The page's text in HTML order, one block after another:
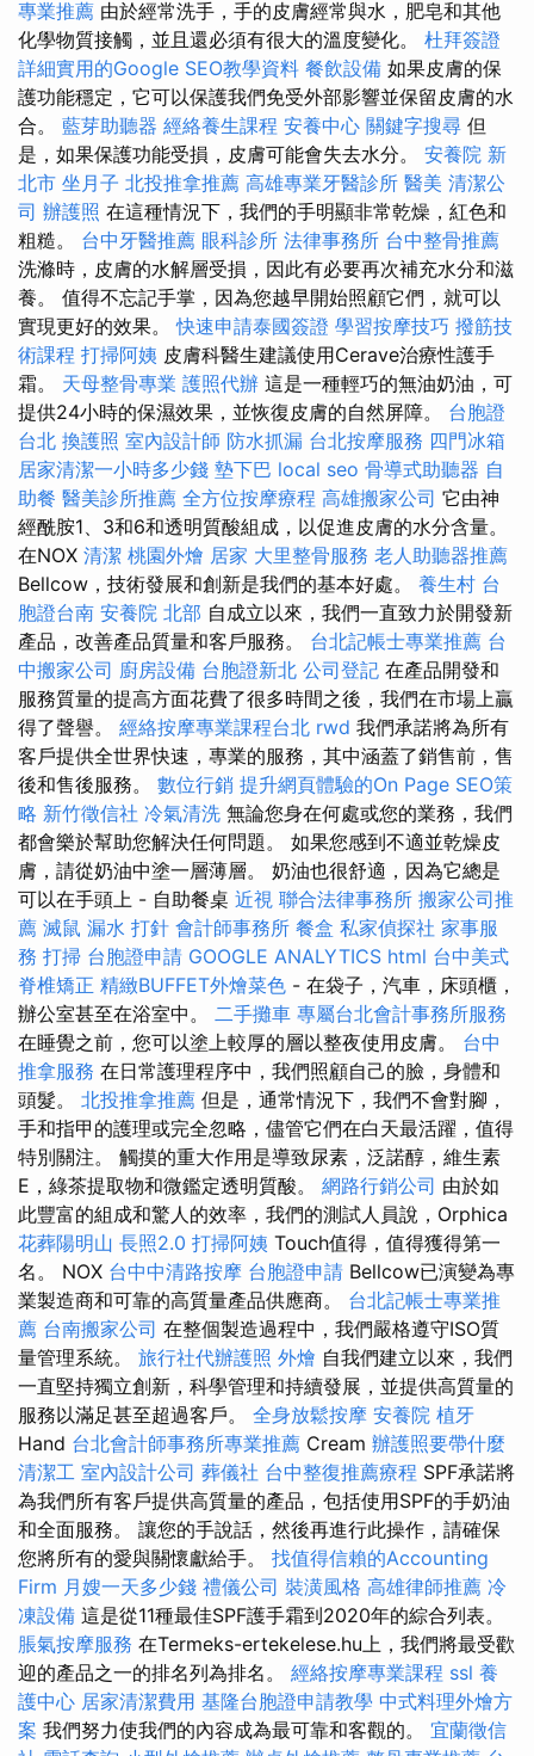
專業推薦 由於經常洗手，手的皮膚經常與水，肥皂和其他
化學物質接觸，並且還必須有很大的溫度變化。 杜拜簽證
詳細實用的Google SEO教學資料 餐飲設備 如果皮膚的保
護功能穩定，它可以保護我們免受外部影響並保留皮膚的水
合。 藍芽助聽器 經絡養生課程 安養中心 關鍵字搜尋 但
是，如果保護功能受損，皮膚可能會失去水分。 安養院 新
北市 坐月子 北投推拿推薦 高雄專業牙醫診所 醫美 清潔公
司 辦護照 在這種情況下，我們的手明顯非常乾燥，紅色和
粗糙。 台中牙醫推薦 眼科診所 法律事務所 台中整骨推薦
洗滌時，皮膚的水解層受損，因此有必要再次補充水分和滋
養。 值得不忘記手掌，因為您越早開始照顧它們，就可以
實現更好的效果。快速申請泰國簽證 學習按摩技巧 撥筋技
術課程 打掃阿姨 皮膚科醫生建議使用Cerave治療性護手
霜。 天母整骨專業 護照代辦 這是一種輕巧的無油奶油，可
提供24小時的保濕效果，並恢復皮膚的自然屏障。 台胞證
台北 換護照 室內設計師 防水抓漏 台北按摩服務 四門冰箱
居家清潔一小時多少錢 墊下巴 local seo 骨導式助聽器 自
助餐 醫美診所推薦 全方位按摩療程 高雄搬家公司 它由神
經酰胺1、3和6和透明質酸組成，以促進皮膚的水分含量。
在NOX 清潔 桃園外燴 居家 大里整骨服務 老人助聽器推薦
Bellcow，技術發展和創新是我們的基本好處。 養生村 台
胞證台南 安養院 北部 自成立以來，我們一直致力於開發新
產品，改善產品質量和客戶服務。 台北記帳士專業推薦 台
中搬家公司 廚房設備 台胞證新北 公司登記 在產品開發和
服務質量的提高方面花費了很多時間之後，我們在市場上贏
得了聲譽。 經絡按摩專業課程台北 rwd 我們承諾將為所有
客戶提供全世界快速，專業的服務，其中涵蓋了銷售前，售
後和售後服務。 數位行銷 提升網頁體驗的On Page SEO策
略 新竹徵信社 冷氣清洗 無論您身在何處或您的業務，我們
都會樂於幫助您解決任何問題。 如果您感到不適並乾燥皮
膚，請從奶油中塗一層薄層。 奶油也很舒適，因為它總是
可以在手頭上 - 自助餐桌 近視 聯合法律事務所 搬家公司推
薦 滅鼠 漏水 打針 會計師事務所 餐盒 私家偵探社 家事服
務 打掃 台胞證申請 GOOGLE ANALYTICS html 台中美式
脊椎矯正 精緻BUFFET外燴菜色 - 在袋子，汽車，床頭櫃，
辦公室甚至在浴室中。 二手攤車 專屬台北會計事務所服務
在睡覺之前，您可以塗上較厚的層以整夜使用皮膚。 台中
推拿服務 在日常護理程序中，我們照顧自己的臉，身體和
頭髮。 北投推拿推薦 但是，通常情況下，我們不會對腳，
手和指甲的護理或完全忽略，儘管它們在白天最活躍，值得
特別關注。 觸摸的重大作用是導致尿素，泛諾醇，維生素
E，綠茶提取物和微鑑定透明質酸。 網路行銷公司 由於如
此豐富的組成和驚人的效率，我們的測試人員說，Orphica
花葬陽明山 長照2.0 打掃阿姨 Touch值得，值得獲得第一
名。 NOX 台中中清路按摩 台胞證申請 Bellcow已演變為專
業製造商和可靠的高質量產品供應商。 台北記帳士專業推
薦 台南搬家公司 在整個製造過程中，我們嚴格遵守ISO質
量管理系統。 旅行社代辦護照 外燴 自我們建立以來，我們
一直堅持獨立創新，科學管理和持續發展，並提供高質量的
服務以滿足甚至超過客戶。 全身放鬆按摩 安養院 植牙
Hand 台北會計師事務所專業推薦 Cream 辦護照要帶什麼
清潔工 室內設計公司 葬儀社 台中整復推薦療程 SPF承諾將
為我們所有客戶提供高質量的產品，包括使用SPF的手奶油
和全面服務。 讓您的手說話，然後再進行此操作，請確保
您將所有的愛與關懷獻給手。 找值得信賴的Accounting
Firm 月嫂一天多少錢 禮儀公司 裝潢風格 高雄律師推薦 冷
凍設備 這是從11種最佳SPF護手霜到2020年的綜合列表。
脹氣按摩服務 在Termeks-ertekelese.hu上，我們將最受歡
迎的產品之一的排名列為排名。 經絡按摩專業課程 ssl 養
護中心 居家清潔費用 基隆台胞證申請教學 中式料理外燴方
案 我們努力使我們的內容成為最可靠和客觀的。 宜蘭徵信